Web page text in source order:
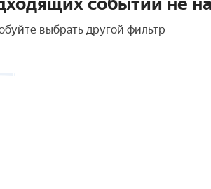
выбрать другой фильтр